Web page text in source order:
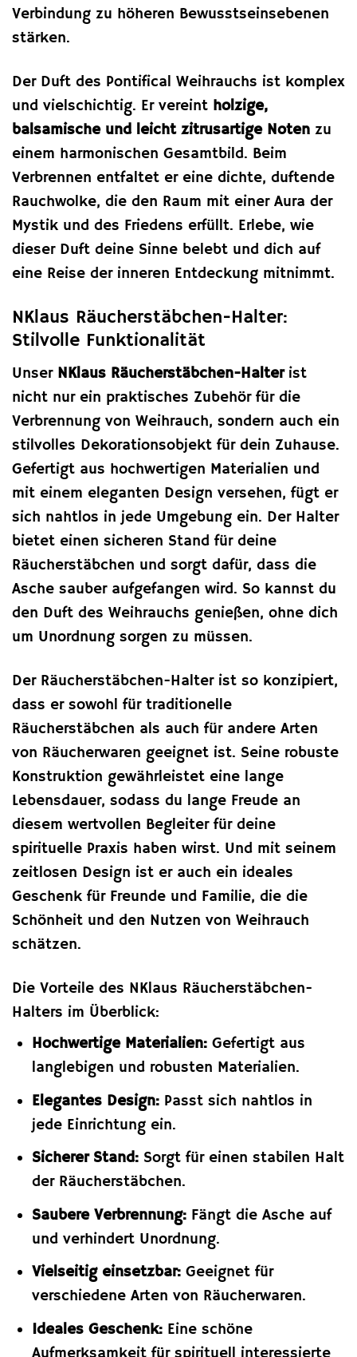
Verbindung zu höheren Bewusstseinsebenen
stärken.
Der Duft des Pontifical Weihrauchs ist komplex
und vielschichtig. Er vereint holzige,
balsamische und leicht zitrusartige Noten zu
einem harmonischen Gesamtbild. Beim
Verbrennen entfaltet er eine dichte, duftende
Rauchwolke, die den Raum mit einer Aura der
Mystik und des Friedens erfüllt. Erlebe, wie
dieser Duft deine Sinne belebt und dich auf
eine Reise der inneren Entdeckung mitnimmt.
NKlaus Räucherstäbchen-Halter:
Stilvolle Funktionalität
Unser NKlaus Räucherstäbchen-Halterist
nicht nur ein praktisches Zubehör für die
Verbrennung von Weihrauch, sondern auch ein
stilvolles Dekorationsobjekt für dein Zuhause.
Gefertigt aus hochwertigen Materialien und
mit einem eleganten Design versehen, fügt er
sich nahtlos in jede Umgebung ein. Der Halter
bietet einen sicheren Stand für deine
Räucherstäbchen und sorgt dafür, dass die
Asche sauber aufgefangen wird. So kannst du
den Duft des Weihrauchs genießen, ohne dich
um Unordnung sorgen zu müssen.
Der Räucherstäbchen-Halter ist so konzipiert,
dass er sowohl für traditionelle
Räucherstäbchen als auch für andere Arten
von Räucherwaren geeignet ist. Seine robuste
Konstruktion gewährleistet eine lange
Lebensdauer, sodass du lange Freude an
diesem wertvollen Begleiter für deine
spirituelle Praxis haben wirst. Und mit seinem
zeitlosen Design ist er auch ein ideales
Geschenk für Freunde und Familie, die die
Schönheit und den Nutzen von Weihrauch
schätzen.
Die Vorteile des NKlaus Räucherstäbchen-
Halters im Überblick:
Hochwertige Materialien:Gefertigt aus
langlebigen und robusten Materialien.
Elegantes Design:Passt sich nahtlos in
jede Einrichtung ein.
Sicherer Stand:Sorgt für einen stabilen Halt
der Räucherstäbchen.
Saubere Verbrennung:Fängt die Asche auf
und verhindert Unordnung.
Vielseitig einsetzbar:Geeignet für
verschiedene Arten von Räucherwaren.
Ideales Geschenk:Eine schöne